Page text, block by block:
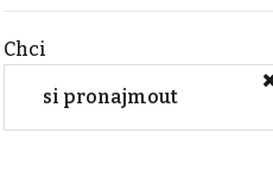
Chci
si pronajmout